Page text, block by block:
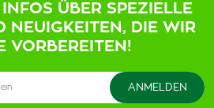
ÜBER SPEZIELLE
NEUIGKEITEN, DIE WIR
VORBEREITEN!